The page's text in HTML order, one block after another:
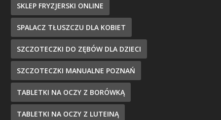
SKLEP FRYZJERSKI ONLINE
SPALACZ TŁUSZCZU DLA KOBIET
SZCZOTECZKI DO ZĘBÓW DLA DZIECI
SZCZOTECZKI MANUALNE POZNAŃ
TABLETKI NA OCZY Z BORÓWKĄ
TABLETKI NA OCZY Z LUTEINĄ